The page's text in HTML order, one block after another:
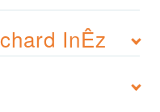
InÊz